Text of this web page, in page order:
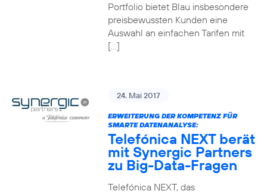
Portfolio bietet Blau insbesondere
preisbewussten Kunden eine
Auswahl an einfachen Tarifen mit
[…]
24. Mai 2017
ERWEITERUNG DER KOMPETENZ FÜR
SMARTE DATENANALYSE:
Telefónica NEXT berät
mit Synergic Partners
zu Big-Data-Fragen
Telefónica NEXT, das